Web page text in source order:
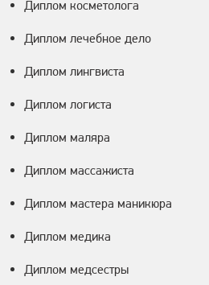
Диплом косметолога
Диплом лечебное дело
Диплом лингвиста
Диплом логиста
Диплом маляра
Диплом массажиста
Диплом мастера маникюра
Диплом медика
Диплом медсестры